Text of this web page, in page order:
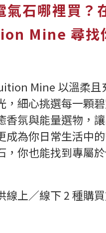
氣石哪裡買？
Mine 尋找
Mine 以溫柔且
，細心挑選每一顆碧
香氛與能量選物，
成為你日常生活中
，你也能找到專屬
線上／線下 2 種購買